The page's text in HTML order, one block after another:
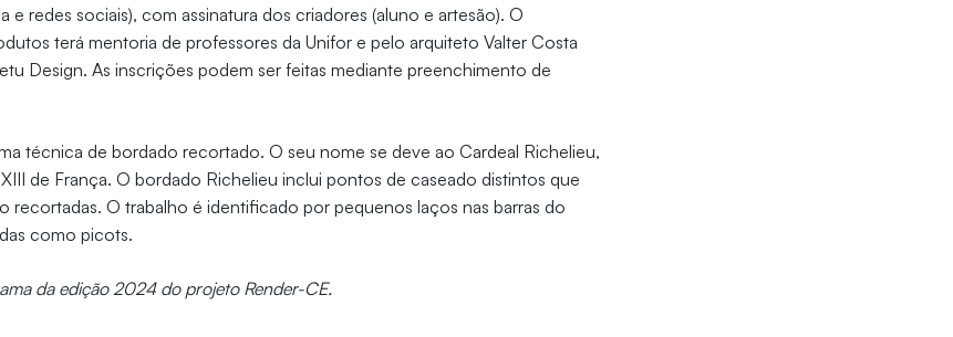
e redes sociais), com assinatura dos criadores (aluno e artesão). O
terá mentoria de professores da Unifor e pelo arquiteto Valter Costa
Design. As inscrições podem ser feitas mediante preenchimento de
técnica de bordado recortado. O seu nome se deve ao Cardeal Richelieu,
de França. O bordado Richelieu inclui pontos de caseado distintos que
recortadas. O trabalho é identificado por pequenos laços nas barras do
como picots.
da edição 2024 do projeto Render-CE.